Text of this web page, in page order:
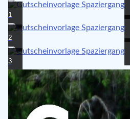
1
2
3